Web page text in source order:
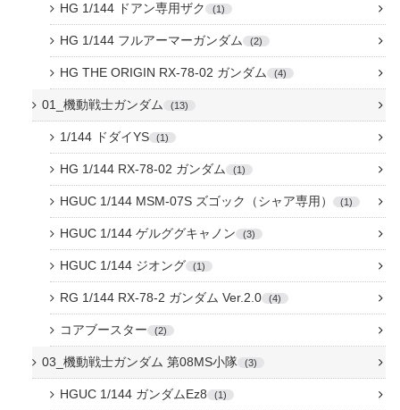
HG 1/144 ドアン専用ザク 1
HG 1/144 フルアーマーガンダム 2
HG THE ORIGIN RX-78-02 ガンダム 4
01_機動戦士ガンダム 13
1/144 ドダイYS 1
HG 1/144 RX-78-02 ガンダム 1
HGUC 1/144 MSM-07S ズゴック（シャア専用） 1
HGUC 1/144 ゲルググキャノン 3
HGUC 1/144 ジオング 1
RG 1/144 RX-78-2 ガンダム Ver.2.0 4
コアブースター 2
03_機動戦士ガンダム 第08MS小隊 3
HGUC 1/144 ガンダムEz8 1